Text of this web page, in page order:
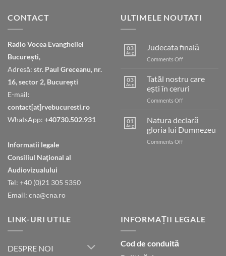
CONTACT
Radio Vocea Evangheliei
București,
Adresă: str. Paul Greceanu, nr.
16, sector 2, București
E-mail:
contact[at]rvebucuresti.ro
WhatsApp: +40730.502.931
Informatii legale
Consiliul Naţional al
Audiovizualului
Tel: +40 (0)21 305 5350
Email: cna@cna.ro
ULTIMELE NOUTATI
03
Aug
Judecata finală
Comments Offon
03
Aug
Tatăl nostru care
ești în ceruri
Comments Offon
nostru
care
ești
în
01
Aug
Natura declară
gloria lui Dumnezeu
Comments Offon
LINK-URI UTILE
DESPRE NOI
INFORMAȚII LEGALE
Cod de conduită